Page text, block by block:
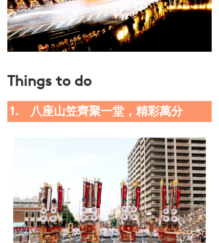
Things to do
1. 八座山笠齊聚一堂，精彩萬分